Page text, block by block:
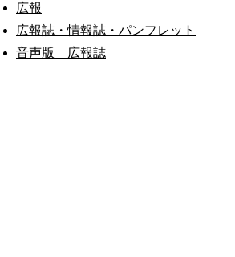
広報
広報誌・情報誌・パンフレット
音声版 広報誌